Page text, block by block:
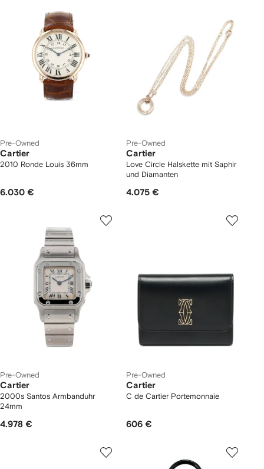
Pre-Owned
Cartier
2010 Ronde Louis 36mm
6.030 €
Pre-Owned
Cartier
Love Circle Halskette mit Saphir
und Diamanten
4.075 €
Pre-Owned
Cartier
2000s Santos Armbanduhr
24mm
4.978 €
Pre-Owned
Cartier
C de Cartier Portemonnaie
606 €